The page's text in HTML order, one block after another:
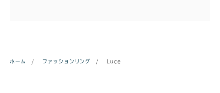
ホーム / ファッションリング / Luce